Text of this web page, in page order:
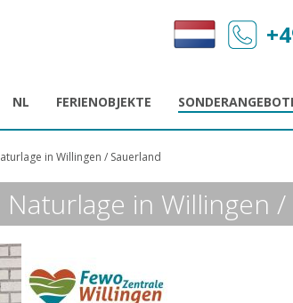
NL FERIENOBJEKTE
in Willingen / Sauerland
in Willingen /